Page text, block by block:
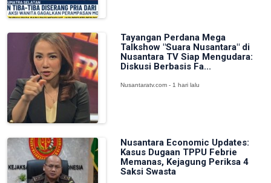
Tayangan Perdana Mega
Talkshow "Suara Nusantara" di
Nusantara TV Siap Mengudara:
Diskusi Berbasis Fa...
Nusantaratv.com - 1 hari lalu
Nusantara Economic Updates:
Kasus Dugaan TPPU Febrie
Memanas, Kejagung Periksa 4
Saksi Swasta